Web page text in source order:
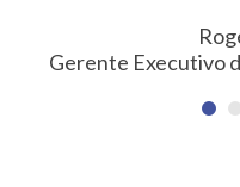
Gerente Executivo